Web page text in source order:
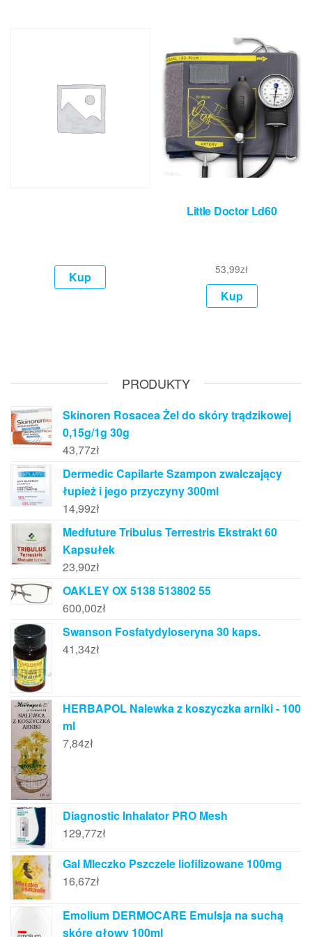
Kup
Little Doctor Ld60
53,99zł
Kup
PRODUKTY
Skinoren Rosacea Żel do skóry trądzikowej
0,15g/1g 30g
43,77zł
Dermedic Capilarte Szampon zwalczający
łupież i jego przyczyny 300ml
14,99zł
Medfuture Tribulus Terrestris Ekstrakt 60
Kapsułek
23,90zł
OAKLEY OX 5138 513802 55
600,00zł
Swanson Fosfatydyloseryna 30 kaps.
41,34zł
HERBAPOL Nalewka z koszyczka arniki - 100
ml
7,84zł
Diagnostic Inhalator PRO Mesh
129,77zł
Gal Mleczko Pszczele liofilizowane 100mg
16,67zł
Emolium DERMOCARE Emulsja na suchą
skórę głowy 100ml